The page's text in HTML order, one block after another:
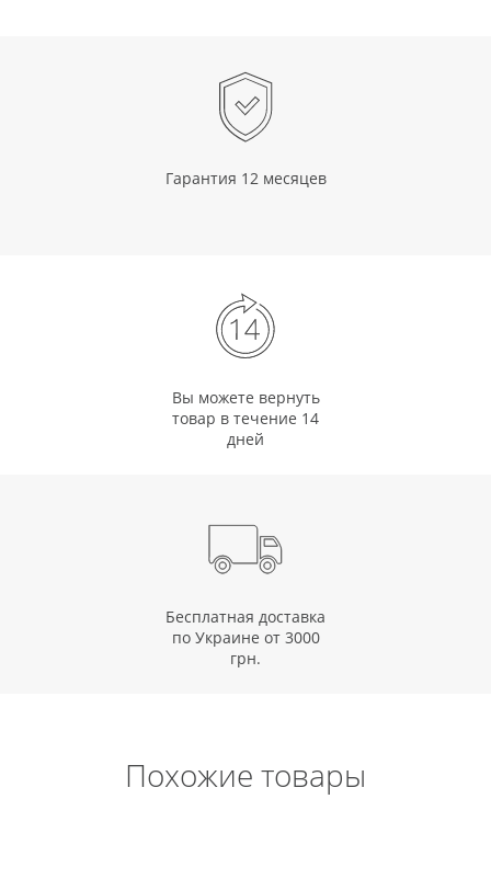
Гарантия 12 месяцев
Вы можете вернуть
товар в течение 14
дней
Бесплатная доставка
по Украине от 3000
грн.
Похожие товары